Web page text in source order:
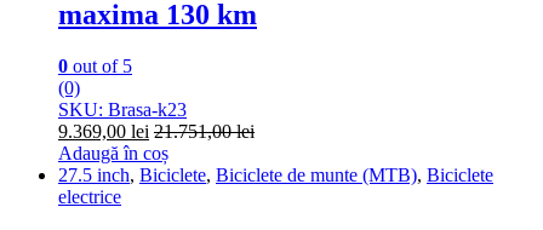
maxima 130 km
0 out of 5
(0)
SKU: Brasa-k23
9.369,00 lei 21.751,00lei
Adaugă în coș
27.5 inch, Biciclete, Biciclete de munte (MTB), Biciclete
electrice